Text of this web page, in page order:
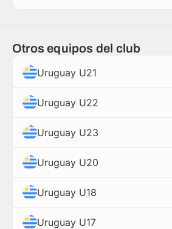
Otros equipos del club
Uruguay U21
Uruguay U22
Uruguay U23
Uruguay U20
Uruguay U18
Uruguay U17